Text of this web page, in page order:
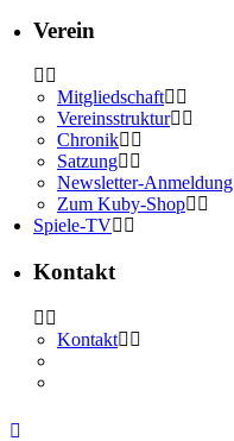
Verein
Mitgliedschaft
Vereinsstruktur
Chronik
Satzung
Newsletter-Anmeldung
Zum Kuby-Shop
Spiele-TV
Kontakt
Kontakt